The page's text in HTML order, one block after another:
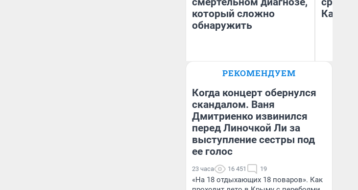
который сложно
обнаружить
Главврач клиники
Волковой»
РЕКОМЕНДУЕМ
Когда концерт обернулся
скандалом. Ваня
Дмитриенко извинился
перед Линочкой Ли за
выступление сестры под
ее голос
23 часа 16 451 19
«На 18 отдыхающих 18 поваров». Как